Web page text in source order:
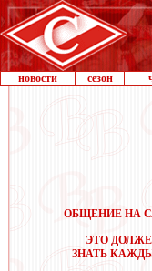
новости сезон
ОБЩЕНИЕ НА
ЭТО
ЗНАТЬ